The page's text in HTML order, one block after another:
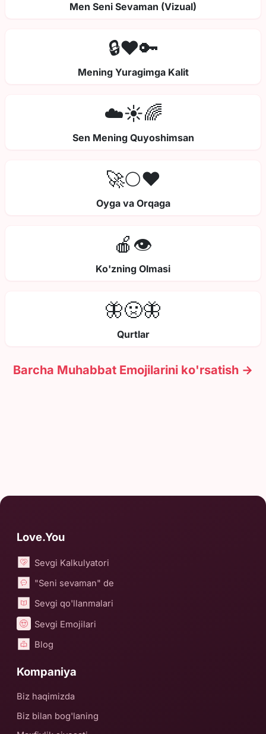
Men Seni Sevaman (Vizual)
🔒❤️🔑
Mening Yuragimga Kalit
☁️☀️🌈
Sen Mening Quyoshimsan
🚀🌕❤️
Oyga va Orqaga
🍎👁️
Ko'zning Olmasi
🦋🤢🦋
Qurtlar
Barcha Muhabbat Emojilarini ko'rsatish →
Love.You
Sevgi Kalkulyatori
"Seni sevaman" de
Sevgi qo'llanmalari
Sevgi Emojilari
Blog
Kompaniya
Biz haqimizda
Biz bilan bog'laning